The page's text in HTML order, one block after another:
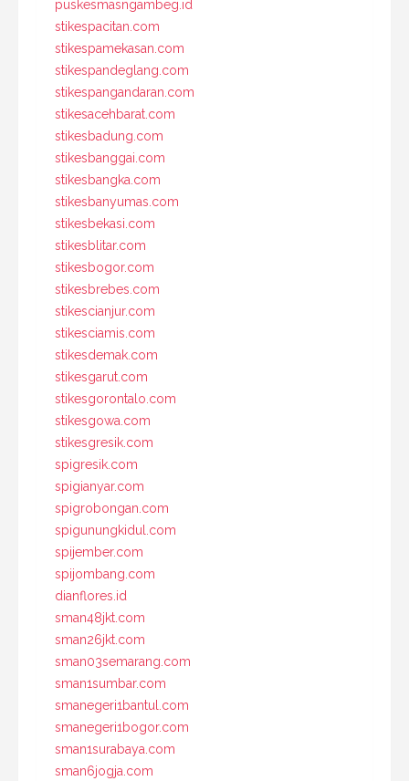
puskesmasngambeg.id
stikespacitan.com
stikespamekasan.com
stikespandeglang.com
stikespangandaran.com
stikesacehbarat.com
stikesbadung.com
stikesbanggai.com
stikesbangka.com
stikesbanyumas.com
stikesbekasi.com
stikesblitar.com
stikesbogor.com
stikesbrebes.com
stikescianjur.com
stikesciamis.com
stikesdemak.com
stikesgarut.com
stikesgorontalo.com
stikesgowa.com
stikesgresik.com
spigresik.com
spigianyar.com
spigrobongan.com
spigunungkidul.com
spijember.com
spijombang.com
dianflores.id
sman48jkt.com
sman26jkt.com
sman03semarang.com
sman1sumbar.com
smanegeri1bantul.com
smanegeri1bogor.com
sman1surabaya.com
sman6jogja.com